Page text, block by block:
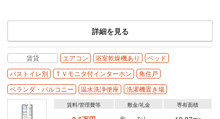
詳細を見る
賃貸 エアコン 浴室乾燥機あり
ベッド
バストイレ別
ＴＶモニタ付インターホン
角住戸
ベランダ・バルコニー
温水洗浄便座 洗濯機置き場
賃料/管理費等 敷金/礼金 専有面積